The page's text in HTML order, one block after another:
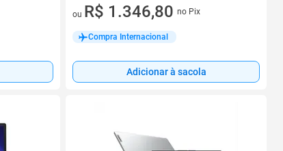
7 vez de R$ 192,40 sem juros
ou R$ 1.346,80 no Pix
Compra Internacional
Adicionar à sacola